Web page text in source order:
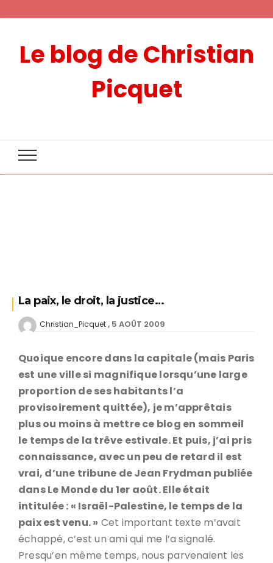
Le blog de Christian
Picquet
La paix, le droit, la justice…
Christian_Picquet 5 AOÛT 2009
Quoique encore dans la capitale (mais Paris
est une ville si magnifique lorsqu’une large
proportion de ses habitants l’a
provisoirement quittée), je m’apprêtais
plus ou moins à mettre ce blog en sommeil
le temps de la trêve estivale. Et puis, j’ai pris
connaissance, avec un peu de retard il est
vrai, d’une tribune de Jean Frydman publiée
dans Le Monde du 1er août. Elle était
intitulée : « Israël-Palestine, le temps de la
paix est venu. » Cet important texte m’avait
échappé, c’est un ami qui me l’a signalé.
Presqu’en même temps, nous parvenaient les